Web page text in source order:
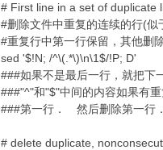
# First line in a set of duplicate
#删除文件中重复的连续的行(似
#重复行中第一行保留，其他删
sed '$!N; /^\(.*\)\n\1$/!P; D'
###如果不是最后一行，就把下
###"^"和"$"中间的内容如果有
###第一行． 然后删除第一行．
# delete duplicate,